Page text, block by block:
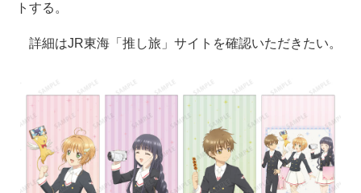
トする。
詳細はJR東海「推し旅」サイトを確認いただきたい。